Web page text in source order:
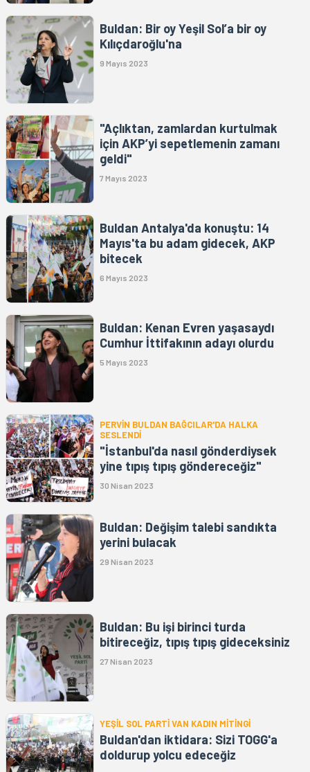
Buldan: Bir oy Yeşil Sol’a bir oy
Kılıçdaroğlu'na
9 Mayıs 2023
"Açlıktan, zamlardan kurtulmak
için AKP’yi sepetlemenin zamanı
geldi"
7 Mayıs 2023
Buldan Antalya'da konuştu: 14
Mayıs'ta bu adam gidecek, AKP
bitecek
6 Mayıs 2023
Buldan: Kenan Evren yaşasaydı
Cumhur İttifakının adayı olurdu
5 Mayıs 2023
PERVİN BULDAN BAĞCILAR'DA HALKA
SESLENDİ
"İstanbul'da nasıl gönderdiysek
yine tıpış tıpış göndereceğiz"
30 Nisan 2023
Buldan: Değişim talebi sandıkta
yerini bulacak
29 Nisan 2023
Buldan: Bu işi birinci turda
bitireceğiz, tıpış tıpış gideceksiniz
27 Nisan 2023
YEŞİL SOL PARTİ VAN KADIN MİTİNGİ
Buldan'dan iktidara: Sizi TOGG'a
doldurup yolcu edeceğiz